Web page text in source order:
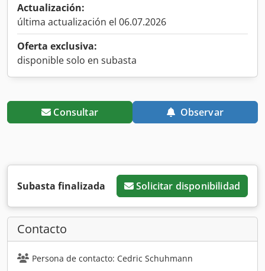
Actualización:
última actualización el 06.07.2026
Oferta exclusiva:
disponible solo en subasta
Consultar Observar
Subasta finalizada Solicitar disponibilidad
Contacto
Persona de contacto: Cedric Schuhmann